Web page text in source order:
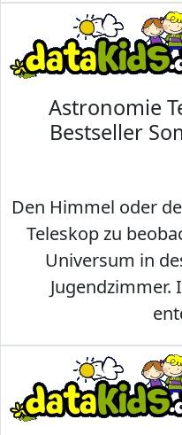
Astronomie
Bestseller
Den Himmel oder
Teleskop zu
Universum in
Jugendzimmer.